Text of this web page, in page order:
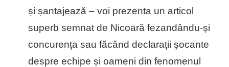
și șantajează – voi prezenta un articol
superb semnat de Nicoară fezandându-și
concurența sau făcând declarații șocante
despre echipe și oameni din fenomenul